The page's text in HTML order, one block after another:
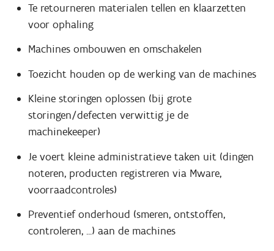
Te retourneren materialen tellen en klaarzetten
voor ophaling
Machines ombouwen en omschakelen
Toezicht houden op de werking van de machines
Kleine storingen oplossen (bij grote
storingen/defecten verwittig je de
machinekeeper)
Je voert kleine administratieve taken uit (dingen
noteren, producten registreren via Mware,
voorraadcontroles)
Preventief onderhoud (smeren, ontstoffen,
controleren, ...) aan de machines